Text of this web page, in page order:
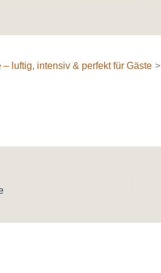
luftig, intensiv & perfekt für Gäste